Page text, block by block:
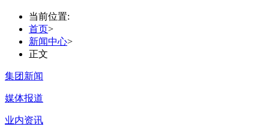
当前位置:
首页>
新闻中心>
正文
集团新闻
媒体报道
业内资讯